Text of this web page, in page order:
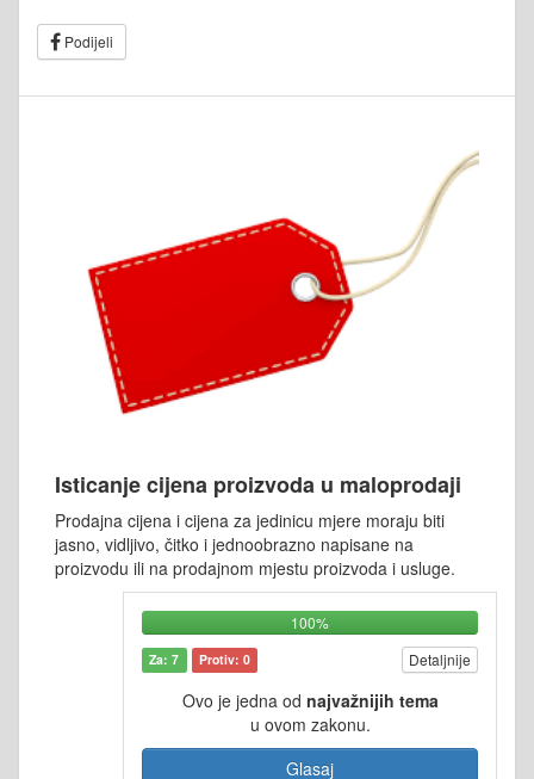
Podijeli
Isticanje cijena proizvoda u maloprodaji
Prodajna cijena i cijena za jedinicu mjere moraju biti
jasno, vidljivo, čitko i jednoobrazno napisane na
proizvodu ili na prodajnom mjestu proizvoda i usluge.
100%
Za: 7 Protiv: 0 Detaljnije
Ovo je jedna od najvažnijih tema
u ovom zakonu.
Glasaj